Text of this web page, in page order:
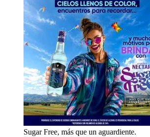
Sugar Free, más que un aguardiente.